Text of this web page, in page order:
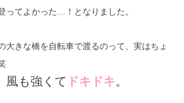
大きな橋を自転車で渡るのって、実はちょ
風も強くて ドキドキ